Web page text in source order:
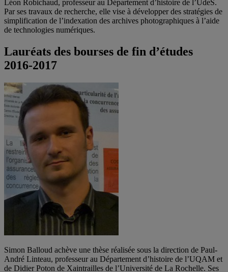
Léon Robichaud, professeur au Département d’histoire de l’UdeS.
Par ses travaux de recherche, elle vise à développer des stratégies de
simplification de l’indexation des archives photographiques à l’aide
de technologies numériques.
Lauréats des bourses de fin d’études
2016-2017
Simon Balloud achève une thèse réalisée sous la direction de Paul-
André Linteau, professeur au Département d’histoire de l’UQAM et
de Didier Poton de Xaintrailles de l’Université de La Rochelle. Ses